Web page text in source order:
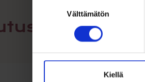
Välttämätön
Kiellä
myös